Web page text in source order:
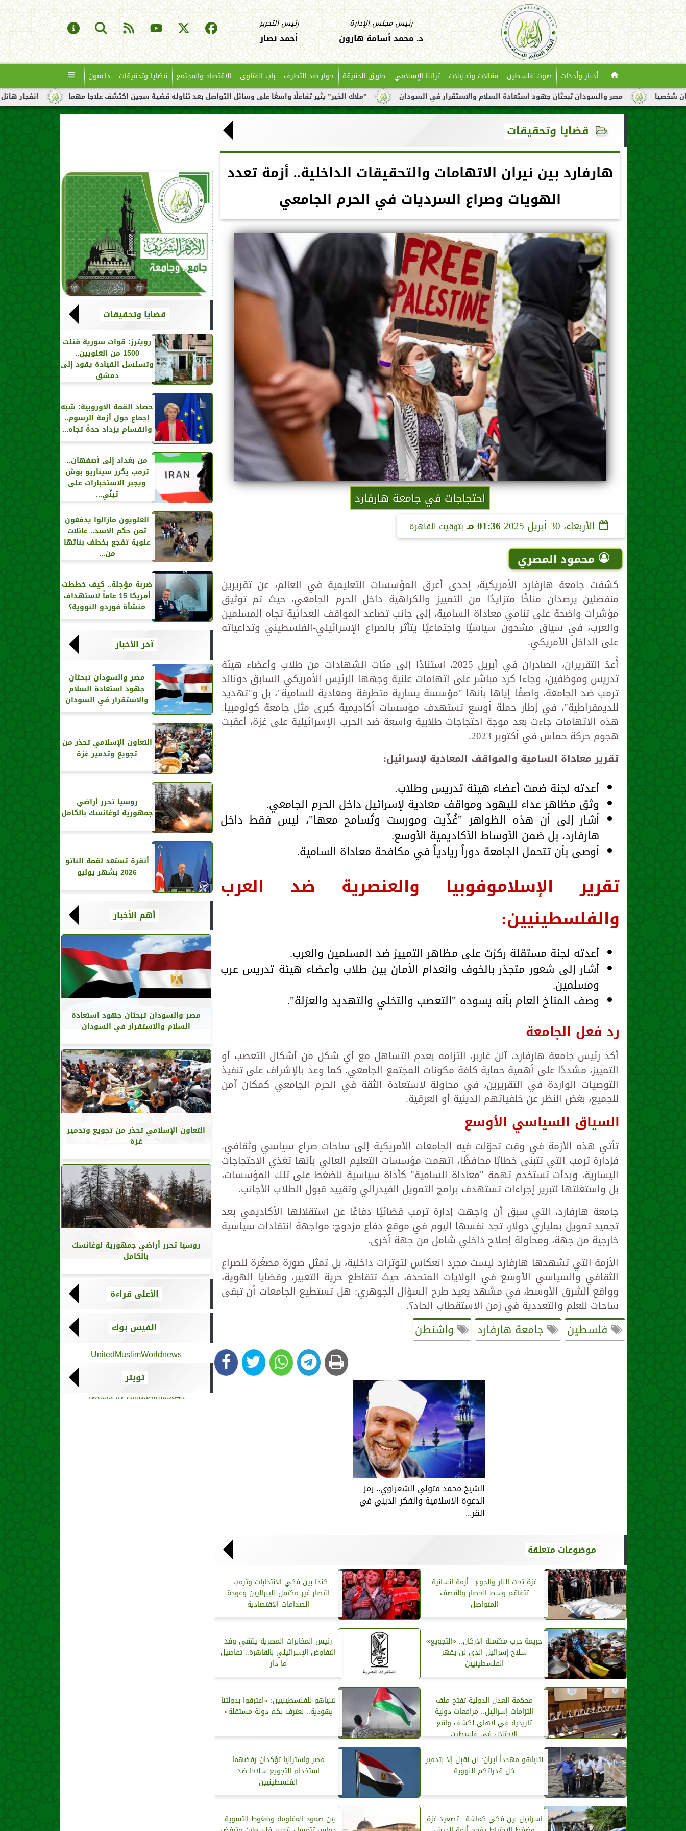
رئيس مجلس الإدارة
د. محمد أسامة هارون
رئيس التحرير
أحمد نصار
أخبار وأحداث صوت فلسطين مقالات وتحليلات تراثنا الإسلامي طريق الحقيقة حوار ضد التطرف باب الفتاوى الاقتصاد والمجتمع قضايا وتحقيقات داعمون
انفجار هائل لناقلة نفط قبالة ”ملاك الخير” يثير تفاعلًا واسعًا على وسائل التواصل بعد تناوله قضية سجين اكتشف علاجا مهما مصر والسودان تبحثان جهود استعادة السلام والاستقرار في السودان
قضايا وتحقيقات
هارفارد بين نيران الاتهامات والتحقيقات الداخلية.. أزمة تعدد
الهويات وصراع السرديات في الحرم الجامعي
احتجاجات في جامعة هارفارد
الأربعاء، 30 أبريل 2025 01:36 مـ بتوقيت القاهرة
محمود المصري
كشفت جامعة هارفارد الأمريكية، إحدى أعرق المؤسسات التعليمية في العالم، عن تقريرين
منفصلين يرصدان مناخًا متزايدًا من التمييز والكراهية داخل الحرم الجامعي، حيث تم توثيق
مؤشرات واضحة على تنامي معاداة السامية، إلى جانب تصاعد المواقف العدائية تجاه المسلمين
والعرب، في سياق مشحون سياسيًا واجتماعيًا يتأثر بالصراع الإسرائيلي-الفلسطيني وتداعياته
على الداخل الأمريكي.
أُعدّ التقريران، الصادران في أبريل 2025، استنادًا إلى مئات الشهادات من طلاب وأعضاء هيئة
تدريس وموظفين، وجاءا كرد مباشر على اتهامات علنية وجهها الرئيس الأمريكي السابق دونالد
ترمب ضد الجامعة، واصفًا إياها بأنها "مؤسسة يسارية متطرفة ومعادية للسامية"، بل و"تهديد
للديمقراطية"، في إطار حملة أوسع تستهدف مؤسسات أكاديمية كبرى مثل جامعة كولومبيا.
هذه الاتهامات جاءت بعد موجة احتجاجات طلابية واسعة ضد الحرب الإسرائيلية على غزة، أعقبت
هجوم حركة حماس في أكتوبر 2023.
تقرير معاداة السامية والمواقف المعادية لإسرائيل:
أعدته لجنة ضمت أعضاء هيئة تدريس وطلاب.
وثق مظاهر عداء لليهود ومواقف معادية لإسرائيل داخل الحرم الجامعي.
أشار إلى أن هذه الظواهر "غُذّيت ومورست وتُسامح معها"، ليس فقط داخل
هارفارد، بل ضمن الأوساط الأكاديمية الأوسع.
أوصى بأن تتحمل الجامعة دوراً ريادياً في مكافحة معاداة السامية.
تقرير الإسلاموفوبيا والعنصرية ضد العرب
والفلسطينيين:
أعدته لجنة مستقلة ركزت على مظاهر التمييز ضد المسلمين والعرب.
أشار إلى شعور متجذر بالخوف وانعدام الأمان بين طلاب وأعضاء هيئة تدريس عرب
ومسلمين.
وصف المناخ العام بأنه يسوده "التعصب والتخلي والتهديد والعزلة".
رد فعل الجامعة
أكد رئيس جامعة هارفارد، آلن غاربر، التزامه بعدم التساهل مع أي شكل من أشكال التعصب أو
التمييز، مشددًا على أهمية حماية كافة مكونات المجتمع الجامعي. كما وعد بالإشراف على تنفيذ
التوصيات الواردة في التقريرين، في محاولة لاستعادة الثقة في الحرم الجامعي كمكان آمن
للجميع، بغض النظر عن خلفياتهم الدينية أو العرقية.
السياق السياسي الأوسع
تأتي هذه الأزمة في وقت تحوّلت فيه الجامعات الأمريكية إلى ساحات صراع سياسي وثقافي.
فإدارة ترمب التي تتبنى خطابًا محافظًا، اتهمت مؤسسات التعليم العالي بأنها تغذي الاحتجاجات
اليسارية، وبدأت تستخدم تهمة "معاداة السامية" كأداة سياسية للضغط على تلك المؤسسات،
بل واستغلتها لتبرير إجراءات تستهدف برامج التمويل الفيدرالي وتقييد قبول الطلاب الأجانب.
جامعة هارفارد، التي سبق أن واجهت إدارة ترمب قضائيًا دفاعًا عن استقلالها الأكاديمي بعد
تجميد تمويل بملياري دولار، تجد نفسها اليوم في موقع دفاع مزدوج: مواجهة انتقادات سياسية
خارجية من جهة، ومحاولة إصلاح داخلي شامل من جهة أخرى.
الأزمة التي تشهدها هارفارد ليست مجرد انعكاس لتوترات داخلية، بل تمثل صورة مصغّرة للصراع
الثقافي والسياسي الأوسع في الولايات المتحدة، حيث تتقاطع حرية التعبير، وقضايا الهوية،
وواقع الشرق الأوسط، في مشهد يعيد طرح السؤال الجوهري: هل تستطيع الجامعات أن تبقى
ساحات للعلم والتعددية في زمن الاستقطاب الحاد؟.
فلسطين جامعة هارفارد واشنطن
الشيخ محمد متولي الشعراوي.. رمز
الدعوة الإسلامية والفكر الديني في
القر...
موضوعات متعلقة
غزة تحت النار والجوع.. أزمة إنسانية
تتفاقم وسط الحصار والقصف
المتواصل
كندا بين فكي الانتخابات وترمب..
انتصار غير مكتمل لليبراليين وعودة
الصدامات الاقتصادية
جريمة حرب مكتملة الأركان.. «التجويع»
سلاح إسرائيل الذي لن يقهر
الفلسطينيين
رئيس المخابرات المصرية يلتقي وفد
التفاوض الإسرائيلي بالقاهرة.. تفاصيل
ما دار
محكمة العدل الدولية تفتح ملف
التزامات إسرائيل.. مرافعات دولية
تاريخية في لاهاي لكشف واقع
الاحتلال في فلسطين
نتنياهو للفلسطينيين: «اعترفوا بدولتنا
يهودية.. نعترف بكم دولة مستقلة»
نتنياهو مهدداً إيران: لن نقبل إلا بتدمير
كل قدراتكم النووية
مصر واستراليا تؤكدان رفضهما
استخدام التجويع سلاحا ضد
الفلسطينيين
إسرائيل بين فكي كماشة.. تصعيد غزة
بين صمود المقاومة وضغوط التسوية..
قضايا وتحقيقات
رويترز‏: قوات سورية قتلت
1500 من العلويين..
وتسلسل القيادة يقود إلى
دمشق
حصاد القمة الأوروبية: شبه
إجماع حول أزمة الرسوم..
وانقسام يزداد حدةً تجاه...
من بغداد إلى أصفهان..
ترمب يكرر سيناريو بوش
ويجبر الاستخبارات على
تبنّي...
العلويون مازالوا يدفعون
ثمن حكم الأسد.. عائلات
علوية تفجع بخطف بناتها
من...
ضربة مؤجلة.. كيف خططت
أمريكا 15 عاماً لاستهداف
منشأة فوردو النووية؟
آخر الأخبار
مصر والسودان تبحثان
جهود استعادة السلام
والاستقرار في السودان
التعاون الإسلامي تحذر من
تجويع وتدمير غزة
روسيا تحرر أراضي
جمهورية لوغانسك بالكامل
أنقرة تستعد لقمة الناتو
2026 بشهر يوليو
أهم الأخبار
مصر والسودان تبحثان جهود استعادة
السلام والاستقرار في السودان
التعاون الإسلامي تحذر من تجويع وتدمير
غزة
روسيا تحرر أراضي جمهورية لوغانسك
بالكامل
الأعلى قراءة
الفيس بوك
UnitedMuslimWorldnews
تويتر
Tweets by AthadAlm69641